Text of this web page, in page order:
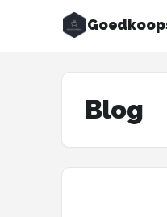
Zoeken
Blog